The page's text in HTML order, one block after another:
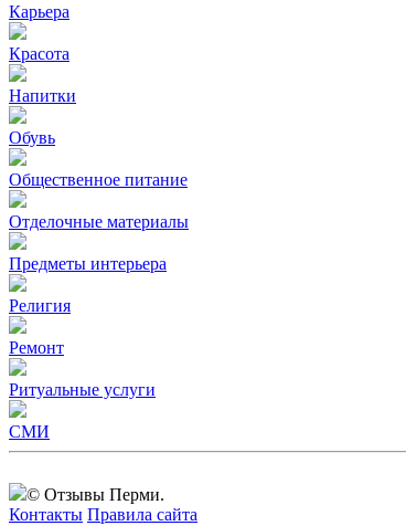
Карьера
Красота
Напитки
Обувь
Общественное питание
Отделочные материалы
Предметы интерьера
Религия
Ремонт
Ритуальные услуги
СМИ
© Отзывы Перми.
Контакты Правила сайта